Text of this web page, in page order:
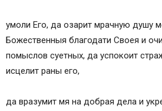
умоли Его, да озарит мрачную душу
Божественныя благодати Своея и
помыслов суетных, да успокоит
исцелит раны его,
да вразу­мит мя на добрая дела и